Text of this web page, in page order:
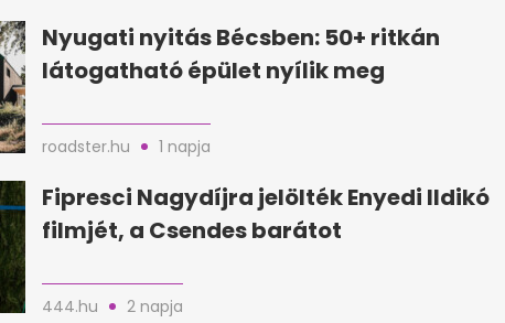
Nyugati nyitás Bécsben: 50+ ritkán
látogatható épület nyílik meg
roadster.hu 1 napja
Fipresci Nagydíjra jelölték Enyedi Ildikó
filmjét, a Csendes barátot
444.hu 2 napja